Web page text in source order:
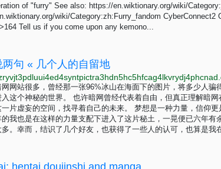
of "furry" See also: https://en.wiktionary.org/wiki/
wiki/Category:zh:Furry_fandom
Tell us if you come upon any kemono...
两句 « 几个人的自留地
网站很多，曾经那一张96%冰山在海面下的图片，将多少人
这个神秘的世界。 也许暗网曾经代表着自由，但真正理解暗网
片虚妄的空间，找寻着自己的未来。 梦想是一种力量，信仰
我也是在这样的力量支配下进入了这片秘土，一晃便已六年
。幸而，结识了几个好友，也获得了一些人的认可，也算是我
hentai doujinshi and manga